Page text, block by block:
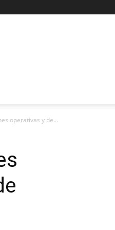
operativas y de...